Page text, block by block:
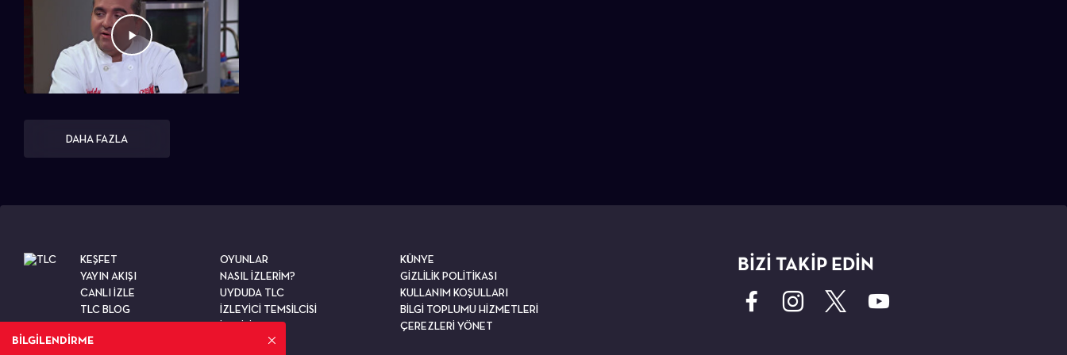
DAHA FAZLA
KEŞFET
YAYIN AKIŞI
CANLI İZLE
TLC BLOG
TESTLER
OYUNLAR
NASIL İZLERİM?
UYDUDA TLC
İZLEYİCİ TEMSİLCİSİ
İLETİŞİM
KÜNYE
GİZLİLİK POLİTİKASI
KULLANIM KOŞULLARI
BİLGİ TOPLUMU HİZMETLERİ
ÇEREZLERİ YÖNET
BİZİ TAKİP EDİN
BİLGİLENDİRME